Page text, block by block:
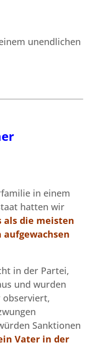
in einem
hatten wir
als die meisten
in der Partei,
und wurden
observiert,
Sanktionen
Vater in der